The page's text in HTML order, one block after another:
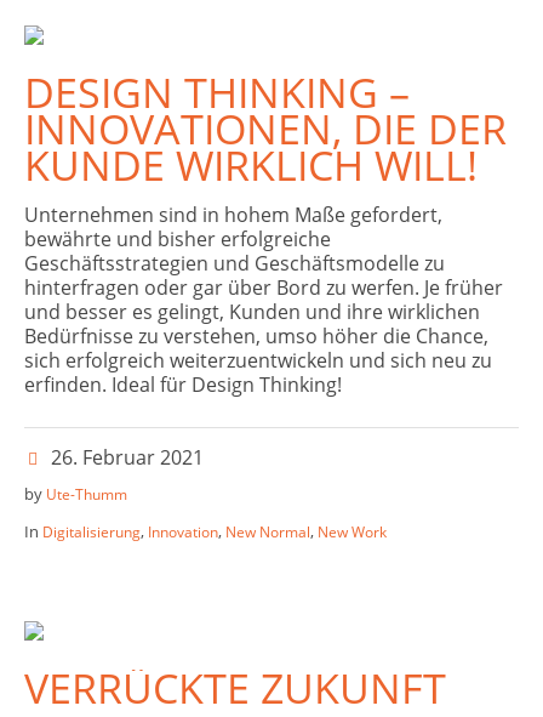
DESIGN THINKING –
INNOVATIONEN, DIE DER
KUNDE WIRKLICH WILL!
Unternehmen sind in hohem Maße gefordert,
bewährte und bisher erfolgreiche
Geschäftsstrategien und Geschäftsmodelle zu
hinterfragen oder gar über Bord zu werfen. Je früher
und besser es gelingt, Kunden und ihre wirklichen
Bedürfnisse zu verstehen, umso höher die Chance,
sich erfolgreich weiterzuentwickeln und sich neu zu
erfinden. Ideal für Design Thinking!
26. Februar 2021
by Ute-Thumm
In Digitalisierung, Innovation, New Normal, New Work
VERRÜCKTE ZUKUNFT